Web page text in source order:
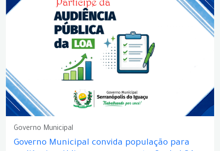
Governo Municipal
Governo Municipal convida população para